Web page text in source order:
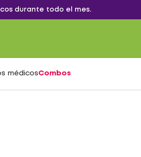
durante todo el mes.
médicosCombos